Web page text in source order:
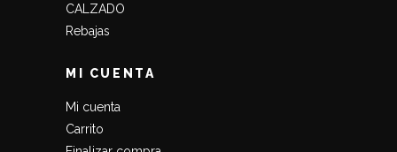
CALZADO
Rebajas
MI CUENTA
Mi cuenta
Carrito